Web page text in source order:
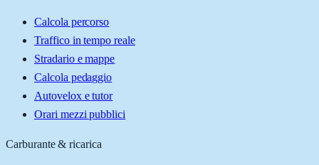
Calcola percorso
Traffico in tempo reale
Stradario e mappe
Calcola pedaggio
Autovelox e tutor
Orari mezzi pubblici
Carburante & ricarica